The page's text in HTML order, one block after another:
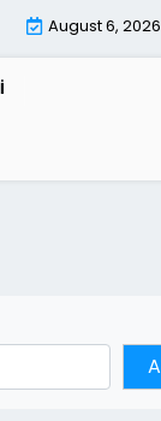
August 6, 2026